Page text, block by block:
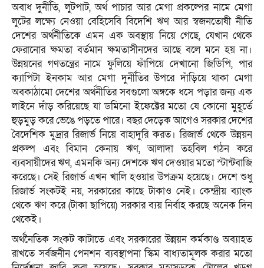
অবাধ দুর্নীতি, লুটপাট, অর্থ পাচার আর মেগা প্রকল্পের নামে মেগা
লুটের লক্ষ্যে নেওয়া বেহিসেবি বিদেশি ঋণ আর স্বজনতোষী নীতি
দেশের অর্থনীতিকে এমন এক অবস্থায় নিয়ে গেছে, যেখান থেকে
ফেরানোর ক্ষমতা বর্তমান ক্ষমতাসীনদের আছে বলে মনে হয় না।
উন্নয়নের গণতন্ত্রের নামে ফুলিয়ে ফাঁপিয়ে দেখানো জিডিপি, পার
ক্যাপিটা ইনকাম আর মেগা দুর্নীতির উপরে দাঁড়িয়ে থাকা মেগা
অবকাঠামো দেশের অর্থনীতির সবগুলো অঙ্গকে ধসে পড়ার জন্য এক
লাইনে দাঁড় করিয়েছে যা ডমিনো ইফেক্টের মতো যে কোনো মুহূর্তে
হুড়মুড় করে ভেঙে পড়তে পারে। বছর দেড়েক আগেও সরকার দেশের
বৈদেশিক মুদ্রার রিজার্ভ নিয়ে বাহাদুরি করত। রিজার্ভ থেকে উন্নয়ন
প্রকল্প এবং বিমান কেনায় ঋণ, আলাদা তহবিল গঠন করে
ব্যবসায়ীদের ঋণ, এমনকি অন্য দেশকে ঋণ দেওয়ার মতো স্টান্টবাজি
করেছে। সেই রিজার্ভ এখন খালি হওয়ার উপক্রম হয়েছে। দেশে শুধু
রিজার্ভ সংকটই নয়, সরকারের কাছে টাকাও নেই। কেন্দ্রীয় ব্যাংক
থেকে ঋণ করে (টাকা ছাপিয়ে) সরকার ব্যয় নির্বাহ করছে অনেক দিন
থেকেই।
অর্থনৈতিক সংকট কাটাতে এবং সরকারের উন্নয়ন কর্মকাণ্ড অব্যাহত
রাখতে সর্বজনীন পেনশন ব্যবস্থাপনা স্কিম বাধ্যতামূলক করার মতো